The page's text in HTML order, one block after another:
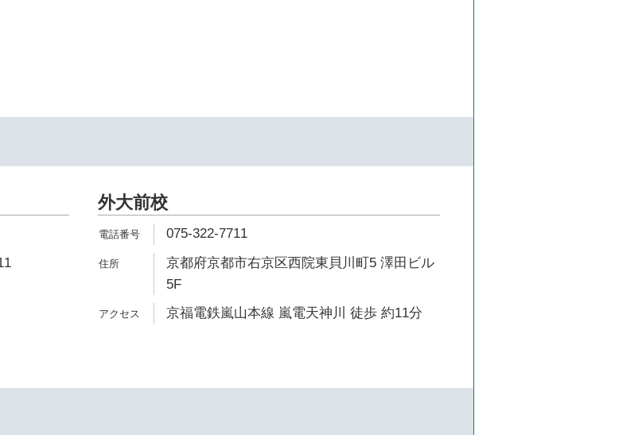
外大前校
075-322-7711
京都府京都市右京区西院東貝川町5 澤田ビル
5F
京福電鉄嵐山本線 嵐電天神川 徒歩 約11分